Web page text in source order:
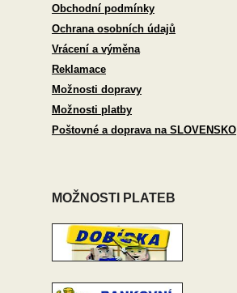
Obchodní podmínky
Ochrana osobních údajů
Vrácení a výměna
Reklamace
Možnosti dopravy
Možnosti platby
Poštovné a doprava na SLOVENSKO
MOŽNOSTI PLATEB